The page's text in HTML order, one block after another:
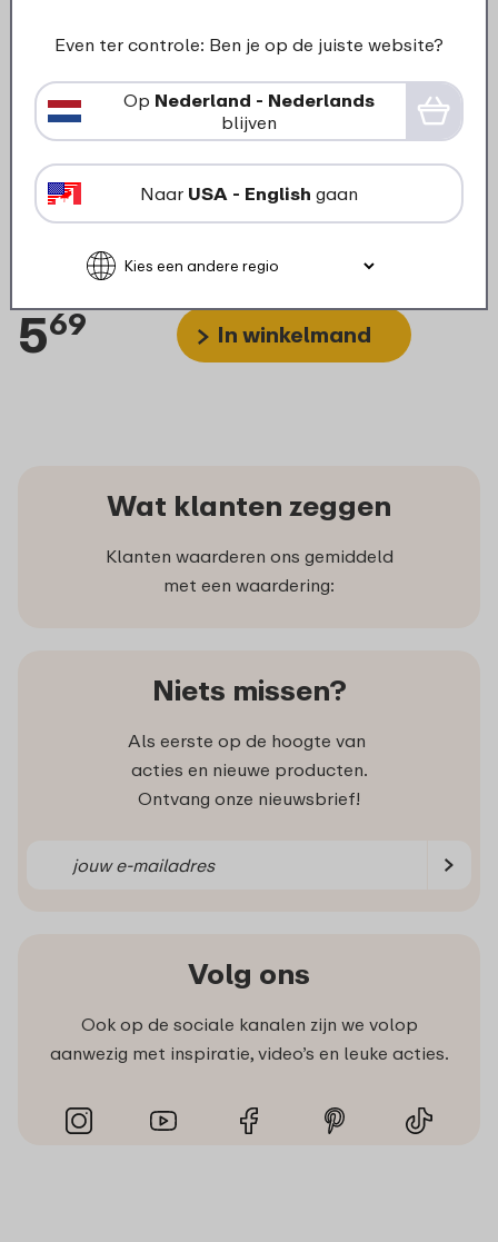
Onder- en middendeksel
lunchpot Ellipse mini - Nordic
sage
569 In winkelmand
Wat klanten zeggen
Klanten waarderen ons gemiddeld
met een waardering:
Niets missen?
Als eerste op de hoogte van
acties en nieuwe producten.
Ontvang onze nieuwsbrief!
Volg ons
Ook op de sociale kanalen zijn we volop
aanwezig met inspiratie, video’s en leuke acties.
Even ter controle: Ben je op de juiste website?
Op Nederland - Nederlands
blijven
Naar USA - English gaan